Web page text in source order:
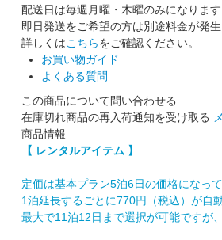
配送日は毎週月曜・木曜のみになります
即日発送をご希望の方は別途料金が発
詳しくはこちらをご確認ください。
お買い物ガイド
よくある質問
この商品について問い合わせる
在庫切れ商品の再入荷通知を受け取る
商品情報
【 レンタルアイテム 】
定価は基本プラン5泊6日の価格になって
1泊延長するごとに770円（税込）が自
最大で11泊12日まで選択が可能ですが